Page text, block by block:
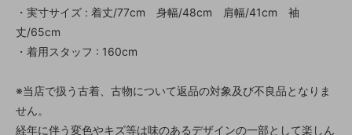
・実寸サイズ : 着丈/77cm 身幅/48cm 肩幅/41cm 袖
丈/65cm
・着用スタッフ : 160cm
※当店で扱う古着、古物について返品の対象及び不良品となりま
せん。
経年に伴う変色やキズ等は味のあるデザインの一部として楽しん